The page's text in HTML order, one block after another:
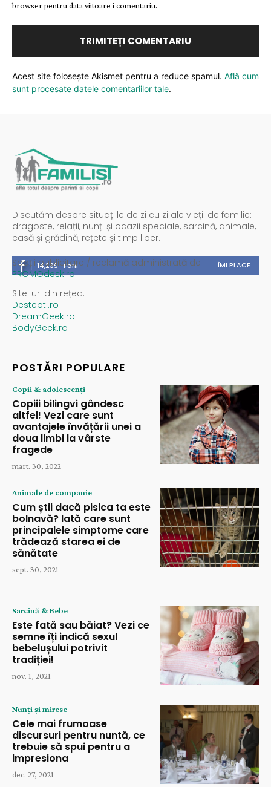
browser pentru data viitoare i comentariu.
Acest site folosește Akismet pentru a reduce spamul. Află cum
sunt procesate datele comentariilor tale.
Discutăm despre situațiile de zi cu zi ale vieții de familie:
dragoste, relații, nunți și ocazii speciale, sarcină, animale,
casă și grădină, rețete și timp liber.
14,235 Fani ÎMI PLACE
Spații publicitare / reclamă administrată de
PROMOdesk.ro
Site-uri din rețea:
Destepti.ro
DreamGeek.ro
BodyGeek.ro
POSTĂRI POPULARE
Copii & adolescenți
Copiii bilingvi gândesc
altfel! Vezi care sunt
avantajele învățării unei a
doua limbi la vârste
fragede
mart. 30, 2022
Animale de companie
Cum știi dacă pisica ta este
bolnavă? Iată care sunt
principalele simptome care
trădează starea ei de
sănătate
sept. 30, 2021
Sarcină & Bebe
Este fată sau băiat? Vezi ce
semne îți indică sexul
bebelușului potrivit
tradiției!
nov. 1, 2021
Nunți și mirese
Cele mai frumoase
discursuri pentru nuntă, ce
trebuie să spui pentru a
impresiona
dec. 27, 2021